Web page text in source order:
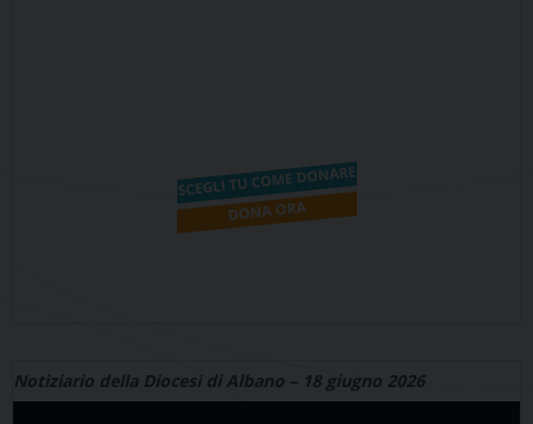
Notiziario della Diocesi di Albano – 18 giugno 2026